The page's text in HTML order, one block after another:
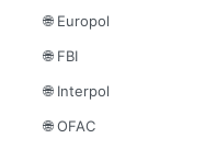
🌐 Europol
🌐 FBI
🌐 Interpol
🌐 OFAC